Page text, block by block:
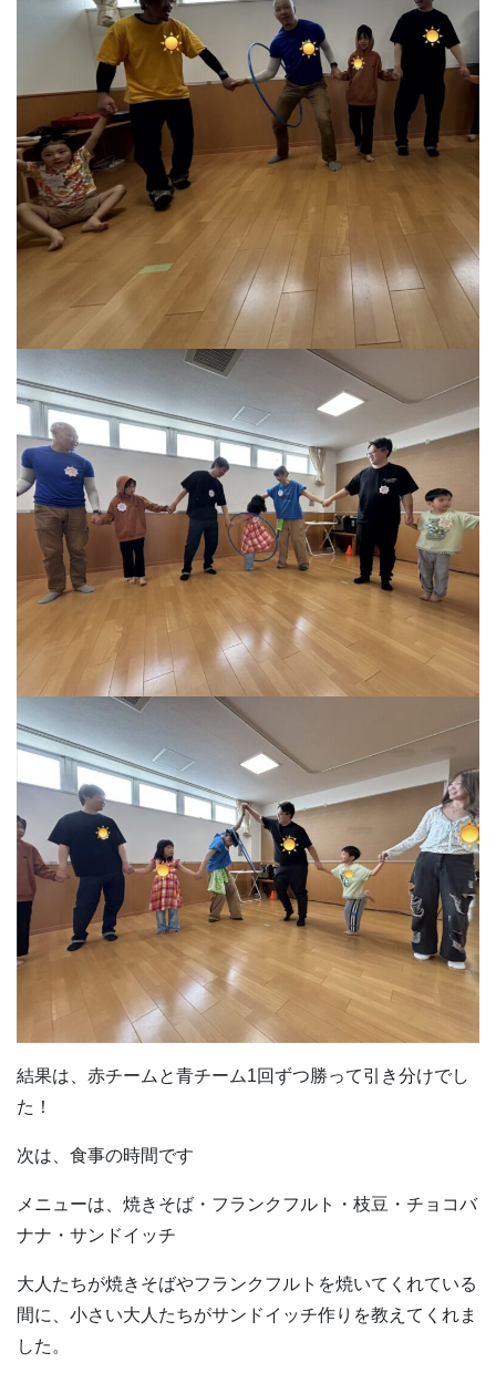
結果は、赤チームと青チーム1回ずつ勝って引き分けでし
た！
次は、食事の時間です
メニューは、焼きそば・フランクフルト・枝豆・チョコバ
ナナ・サンドイッチ
大人たちが焼きそばやフランクフルトを焼いてくれている
間に、小さい大人たちがサンドイッチ作りを教えてくれま
した。